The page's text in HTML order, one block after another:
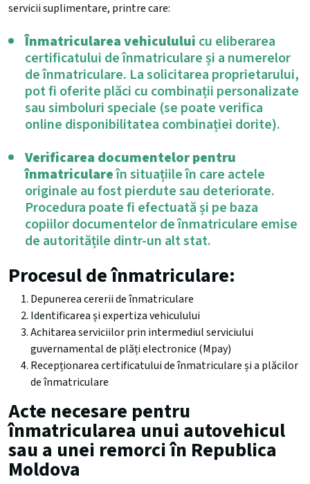
servicii suplimentare, printre care:
Înmatricularea vehiculului cu eliberarea
certificatului de înmatriculare și a numerelor
de înmatriculare. La solicitarea proprietarului,
pot fi oferite plăci cu combinații personalizate
sau simboluri speciale (se poate verifica
online disponibilitatea combinației dorite).
Verificarea documentelor pentru
înmatriculareîn situațiile în care actele
originale au fost pierdute sau deteriorate.
Procedura poate fi efectuată și pe baza
copiilor documentelor de înmatriculare emise
de autoritățile dintr-un alt stat.
Procesul de înmatriculare:
Depunerea cererii de înmatriculare
Identificarea și expertiza vehiculului
Achitarea serviciilor prin intermediul serviciului
guvernamental de plăți electronice (Mpay)
Recepționarea certificatului de înmatriculare și a plăcilor
de înmatriculare
Acte necesare pentru
înmatricularea unui autovehicul
sau a unei remorci în Republica
Moldova